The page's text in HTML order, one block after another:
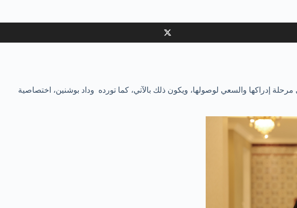
إدراكها والسعي لوصولها، ويكون ذلك بالآتي، كما تورده وداد بوشنين، اختصاصية